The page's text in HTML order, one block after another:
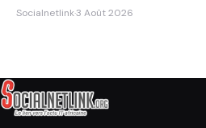
Socialnetlink·3 Août 2026